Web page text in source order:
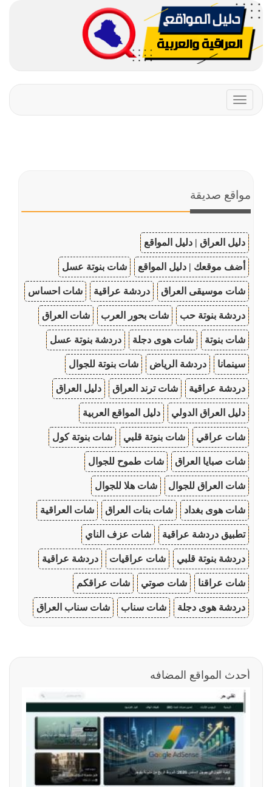
Toggle
navigation
مواقع صديقة
دليل العراق | دليل المواقع
أضف موقعك | دليل المواقع شات بنوتة عسل
شات موسيقى العراق دردشة عراقية شات احساس
دردشة بنوتة حب شات بحور العرب شات العراق
شات بنوتة شات هوى دجلة دردشة بنوتة عسل
سينمانا دردشة الرياض شات بنوتة للجوال
دردشة عراقية شات ترند العراق دليل العراق
دليل العراق الدولي دليل المواقع العربية
شات عراقي شات بنوتة قلبي شات بنوتة كول
شات صبايا العراق شات طموح للجوال
شات العراق للجوال شات هلا للجوال
شات هوى بغداد شات بنات العراق شات العراقية
تطبيق دردشة عراقية شات عزف الناي
دردشة بنوتة قلبي شات عراقيات دردشة عراقية
شات عراقنا شات صوتي شات عراقكم
دردشة هوى دجلة شات سناب شات سناب العراق
أحدث المواقع المضافه